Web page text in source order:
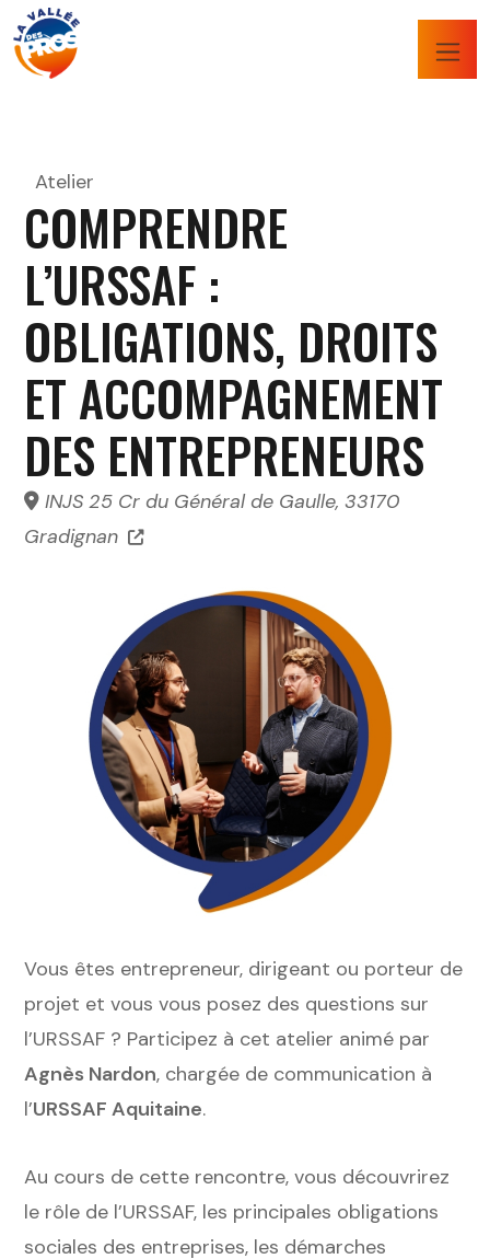
Atelier
COMPRENDRE
L’URSSAF :
OBLIGATIONS, DROITS
ET ACCOMPAGNEMENT
DES ENTREPRENEURS
INJS 25 Cr du Général de Gaulle, 33170
Gradignan
Vous êtes entrepreneur, dirigeant ou porteur de
projet et vous vous posez des questions sur
l’URSSAF ? Participez à cet atelier animé par
Agnès Nardon, chargée de communication à
l’URSSAF Aquitaine.
Au cours de cette rencontre, vous découvrirez
le rôle de l’URSSAF, les principales obligations
sociales des entreprises, les démarches